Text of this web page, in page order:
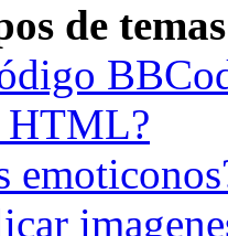
de temas
HTML?